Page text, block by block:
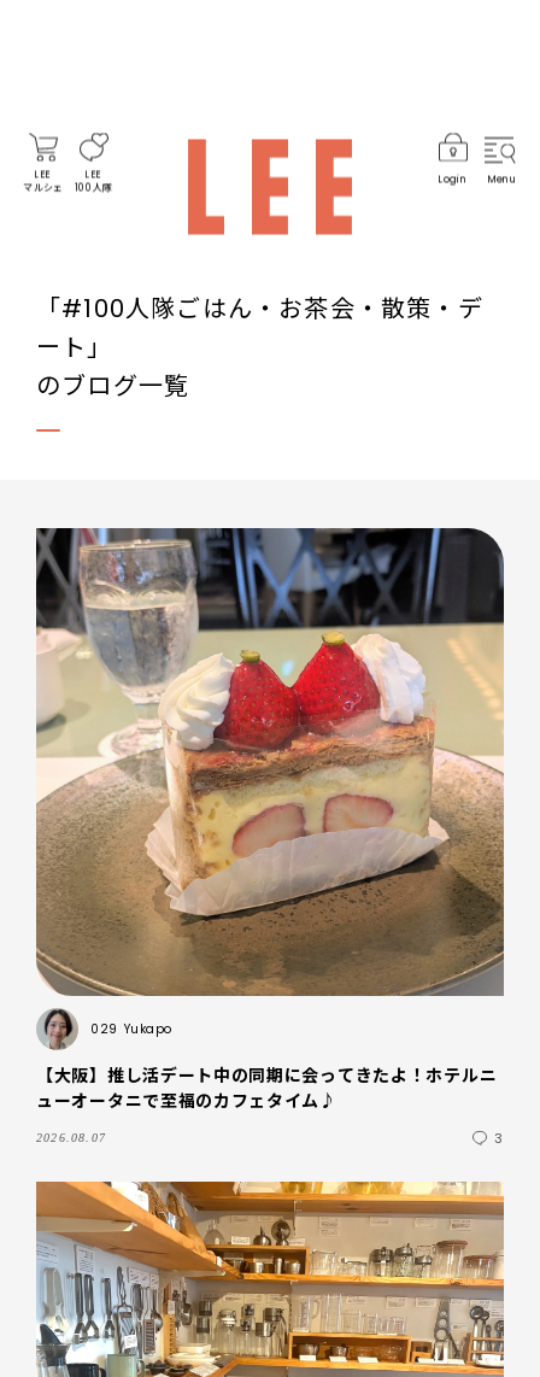
LEE
マルシェ
LEE
100人隊
Login Menu
「#100人隊ごはん・お茶会・散策・デ
ート」
のブログ一覧
029 Yukapo
​【大阪】推し活デート中の同期に会ってきたよ！ホテルニ
ューオータニで至福のカフェタイム♪
2026.08.07 3